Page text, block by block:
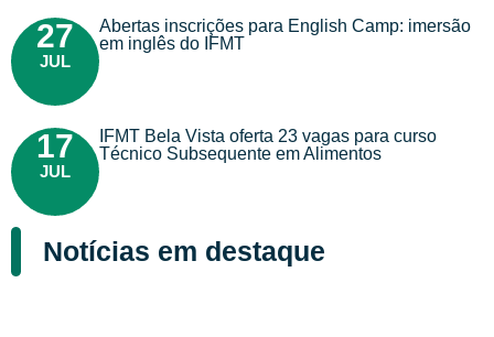
27
JUL
Abertas inscrições para English Camp: imersão
em inglês do IFMT
17
JUL
IFMT Bela Vista oferta 23 vagas para curso
Técnico Subsequente em Alimentos
Notícias em destaque